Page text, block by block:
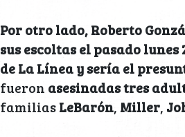
Por otro lado, Roberto
sus escoltas el pasado lunes
de La Línea y sería el
fueron asesinadas tres
familiasLeBarón, Miller,